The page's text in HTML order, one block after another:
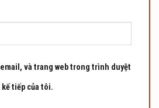
và trang web trong trình duyệt
tiếp của tôi.